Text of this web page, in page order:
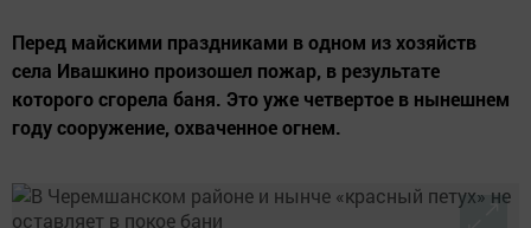
Перед майскими праздниками в одном из хозяйств
села Ивашкино произошел пожар, в результате
которого сгорела баня. Это уже четвертое в нынешнем
году сооружение, охваченное огнем.